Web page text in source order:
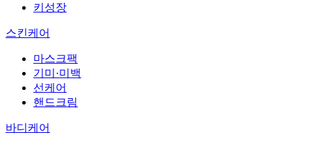
키성장
스킨케어
마스크팩
기미·미백
선케어
핸드크림
바디케어